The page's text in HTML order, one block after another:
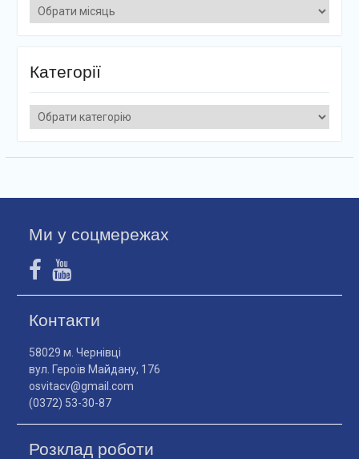
Архіви
Категорії
Категорії
Ми у соцмережах
Контакти
58029 м. Чернівці
вул. Героїв Майдану, 176
osvitacv@gmail.com
(0372) 53-30-87
Розклад роботи